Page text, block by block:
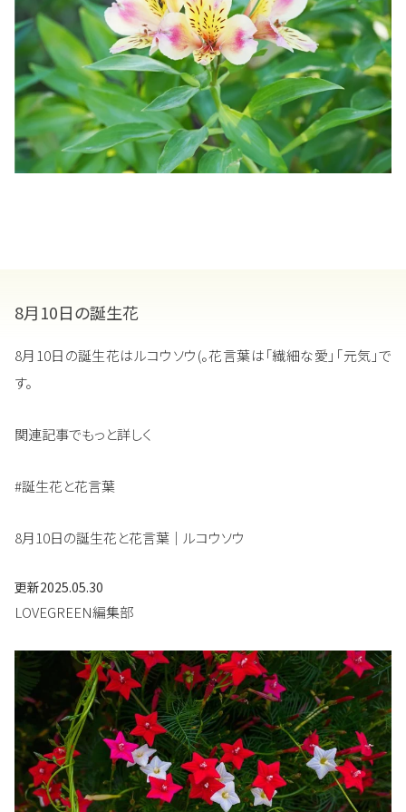
8月10日の誕生花
8月10日の誕生花はルコウソウ(。花言葉は「繊細な愛」「元気」で
す。
関連記事でもっと詳しく
#誕生花と花言葉
8月10日の誕生花と花言葉｜ルコウソウ
更新2025.05.30
LOVEGREEN編集部